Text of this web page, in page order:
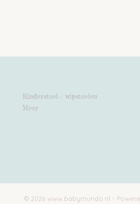
Kinderstoel / wipstoelen
Meer
© 2026 www.babymundo.nl -